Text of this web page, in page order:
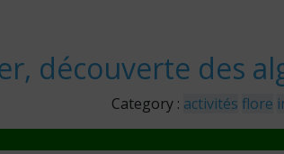
découverte des
Category : activités flore